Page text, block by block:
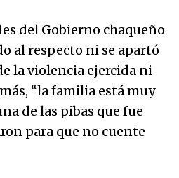
del Gobierno chaqueño
al respecto ni se apartó
la violencia ejercida ni
“la familia está muy
de las pibas que fue
para que no cuente